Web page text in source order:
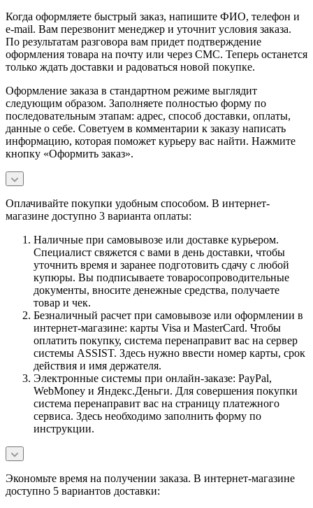
Когда оформляете быстрый заказ, напишите ФИО, телефон и
e-mail. Вам перезвонит менеджер и уточнит условия заказа.
По результатам разговора вам придет подтверждение
оформления товара на почту или через СМС. Теперь останется
только ждать доставки и радоваться новой покупке.
Оформление заказа в стандартном режиме выглядит
следующим образом. Заполняете полностью форму по
последовательным этапам: адрес, способ доставки, оплаты,
данные о себе. Советуем в комментарии к заказу написать
информацию, которая поможет курьеру вас найти. Нажмите
кнопку «Оформить заказ».
Оплачивайте покупки удобным способом. В интернет-
магазине доступно 3 варианта оплаты:
Наличные при самовывозе или доставке курьером.
Специалист свяжется с вами в день доставки, чтобы
уточнить время и заранее подготовить сдачу с любой
купюры. Вы подписываете товаросопроводительные
документы, вносите денежные средства, получаете
товар и чек.
Безналичный расчет при самовывозе или оформлении в
интернет-магазине: карты Visa и MasterCard. Чтобы
оплатить покупку, система перенаправит вас на сервер
системы ASSIST. Здесь нужно ввести номер карты, срок
действия и имя держателя.
Электронные системы при онлайн-заказе: PayPal,
WebMoney и Яндекс.Деньги. Для совершения покупки
система перенаправит вас на страницу платежного
сервиса. Здесь необходимо заполнить форму по
инструкции.
Экономьте время на получении заказа. В интернет-магазине
доступно 5 вариантов доставки: